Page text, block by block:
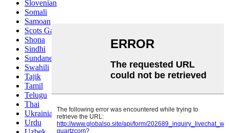
Slovenian
Somali
Samoan
Scots Gaelic
Shona
Sindhi
Sundanese
Swahili
Tajik
Tamil
Telugu
Thai
Ukrainian
Urdu